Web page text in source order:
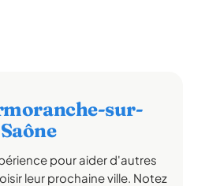
sur-
Saône
pour aider d'autres
leur prochaine ville. Notez